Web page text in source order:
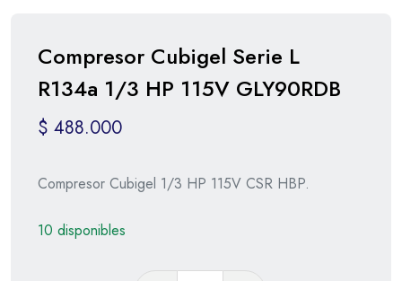
Compresor Cubigel Serie L
R134a 1/3 HP 115V GLY90RDB
$ 488.000
Compresor Cubigel 1/3 HP 115V CSR HBP.
10 disponibles